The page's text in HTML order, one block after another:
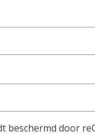
beschermd door